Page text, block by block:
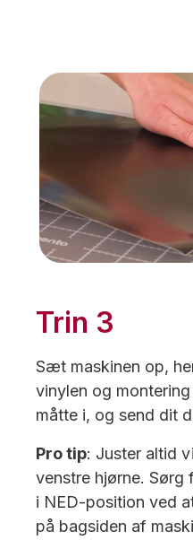
Trin 3
Sæt maskinen op,
vinylen og
måtte i, og send dit
Pro tip: Juster altid
venstre hjørne. Sørg
i NED-position ved
på bagsiden af